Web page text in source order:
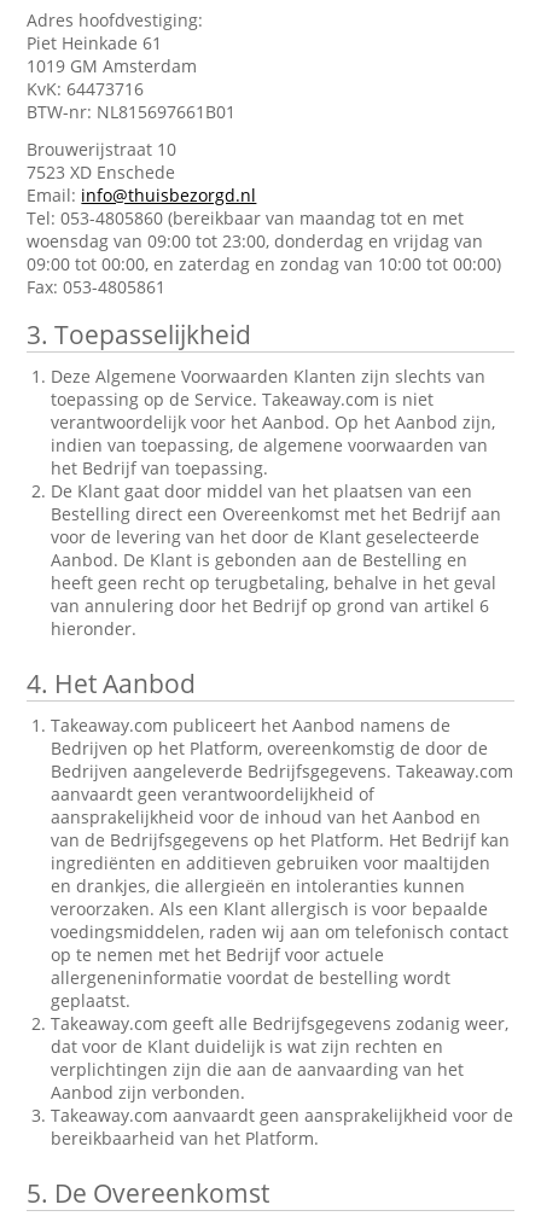
Adres hoofdvestiging:
Piet Heinkade 61
1019 GM Amsterdam
KvK: 64473716
BTW-nr: NL815697661B01
Brouwerijstraat 10
7523 XD Enschede
Email: info@thuisbezorgd.nl
Tel: 053-4805860 (bereikbaar van maandag tot en met
woensdag van 09:00 tot 23:00, donderdag en vrijdag van
09:00 tot 00:00, en zaterdag en zondag van 10:00 tot 00:00)
Fax: 053-4805861
3. Toepasselijkheid
Deze Algemene Voorwaarden Klanten zijn slechts van
toepassing op de Service. Takeaway.com is niet
verantwoordelijk voor het Aanbod. Op het Aanbod zijn,
indien van toepassing, de algemene voorwaarden van
het Bedrijf van toepassing.
De Klant gaat door middel van het plaatsen van een
Bestelling direct een Overeenkomst met het Bedrijf aan
voor de levering van het door de Klant geselecteerde
Aanbod. De Klant is gebonden aan de Bestelling en
heeft geen recht op terugbetaling, behalve in het geval
van annulering door het Bedrijf op grond van artikel 6
hieronder.
4. Het Aanbod
Takeaway.com publiceert het Aanbod namens de
Bedrijven op het Platform, overeenkomstig de door de
Bedrijven aangeleverde Bedrijfsgegevens. Takeaway.com
aanvaardt geen verantwoordelijkheid of
aansprakelijkheid voor de inhoud van het Aanbod en
van de Bedrijfsgegevens op het Platform. Het Bedrijf kan
ingrediënten en additieven gebruiken voor maaltijden
en drankjes, die allergieën en intoleranties kunnen
veroorzaken. Als een Klant allergisch is voor bepaalde
voedingsmiddelen, raden wij aan om telefonisch contact
op te nemen met het Bedrijf voor actuele
allergeneninformatie voordat de bestelling wordt
geplaatst.
Takeaway.com geeft alle Bedrijfsgegevens zodanig weer,
dat voor de Klant duidelijk is wat zijn rechten en
verplichtingen zijn die aan de aanvaarding van het
Aanbod zijn verbonden.
Takeaway.com aanvaardt geen aansprakelijkheid voor de
bereikbaarheid van het Platform.
5. De Overeenkomst